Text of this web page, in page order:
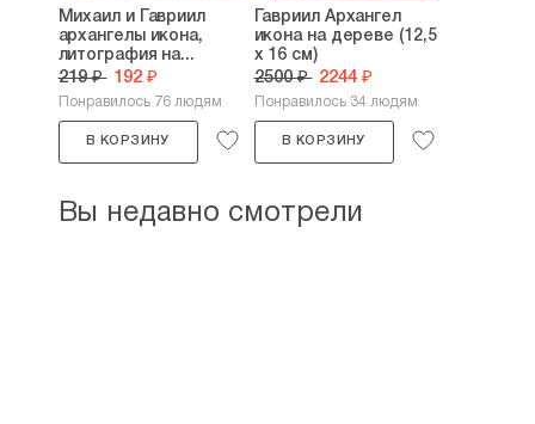
Михаил и Гавриил
архангелы икона,
литография на...
219 ₽ 192 ₽
Понравилось 76 людям
В КОРЗИНУ
Гавриил Архангел
икона на дереве (12,5
х 16 см)
2500 ₽ 2244 ₽
Понравилось 34 людям
В КОРЗИНУ
Вы недавно смотрели